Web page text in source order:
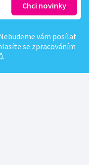
vám posílat
se zpracováním
.